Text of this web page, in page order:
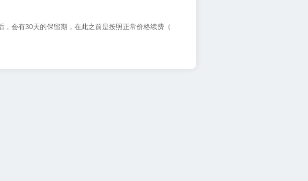
会有30天的保留期，在此之前是按照正常价格续费（